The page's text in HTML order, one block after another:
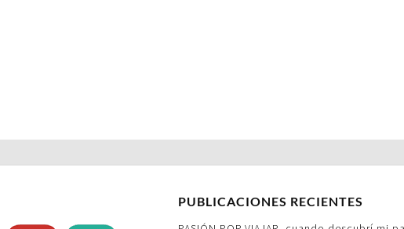
PUBLICACIONES RECIENTES